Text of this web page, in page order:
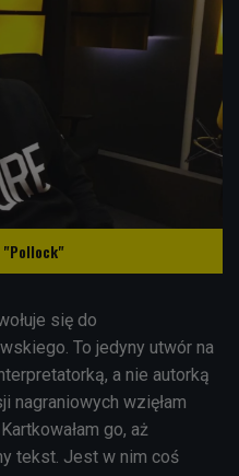
"Pollock"
się do
To jedyny utwór na
a nie autorką
nagraniowych wzięłam
go, aż
tekst. Jest w nim coś